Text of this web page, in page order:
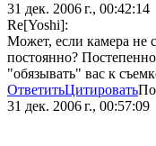
31 дек. 2006 г., 00:42:14
Re[Yoshi]:
Может, если камера не
постоянно?
"обязывать" вас к
ОтветитьЦитировать
31 дек. 2006 г., 00:57:09